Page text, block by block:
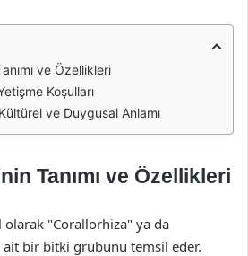
ve Özellikleri
Koşulları
ve Duygusal Anlamı
Tanımı ve Özellikleri
"Corallorhiza" ya da
bir bitki grubunu temsil eder.